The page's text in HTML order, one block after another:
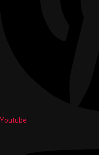
Youtube